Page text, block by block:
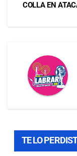
COLLA EN
TE LO